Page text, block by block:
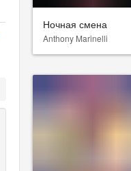
Ночная смена
Anthony Marinelli